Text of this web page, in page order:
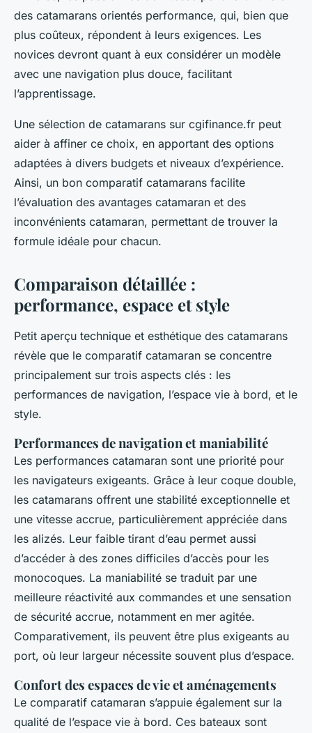
des catamarans orientés performance, qui, bien que
plus coûteux, répondent à leurs exigences. Les
novices devront quant à eux considérer un modèle
avec une navigation plus douce, facilitant
l’apprentissage.
Une sélection de catamarans sur cgifinance.fr peut
aider à affiner ce choix, en apportant des options
adaptées à divers budgets et niveaux d’expérience.
Ainsi, un bon comparatif catamarans facilite
l’évaluation des avantages catamaran et des
inconvénients catamaran, permettant de trouver la
formule idéale pour chacun.
Comparaison détaillée :
performance, espace et style
Petit aperçu technique et esthétique des catamarans
révèle que le comparatif catamaran se concentre
principalement sur trois aspects clés : les
performances de navigation, l’espace vie à bord, et le
style.
Performances de navigation et maniabilité
Les performances catamaran sont une priorité pour
les navigateurs exigeants. Grâce à leur coque double,
les catamarans offrent une stabilité exceptionnelle et
une vitesse accrue, particulièrement appréciée dans
les alizés. Leur faible tirant d’eau permet aussi
d’accéder à des zones difficiles d’accès pour les
monocoques. La maniabilité se traduit par une
meilleure réactivité aux commandes et une sensation
de sécurité accrue, notamment en mer agitée.
Comparativement, ils peuvent être plus exigeants au
port, où leur largeur nécessite souvent plus d’espace.
Confort des espaces de vie et aménagements
Le comparatif catamaran s’appuie également sur la
qualité de l’espace vie à bord. Ces bateaux sont